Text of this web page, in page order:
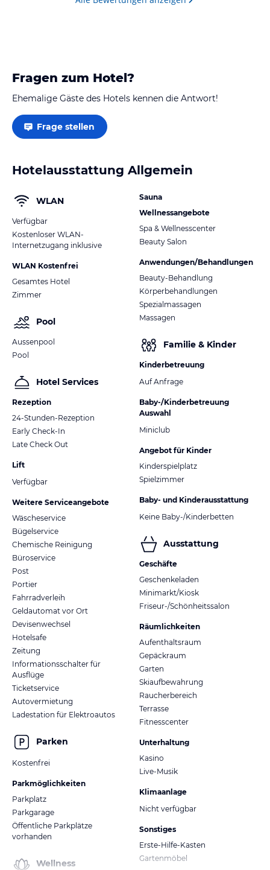
Fragen zum Hotel?
Ehemalige Gäste des Hotels kennen die Antwort!
Frage stellen
Hotelausstattung Allgemein
WLAN
Verfügbar
Kostenloser WLAN-
Internetzugang inklusive
WLAN Kostenfrei
Gesamtes Hotel
Zimmer
Pool
Aussenpool
Pool
Hotel Services
Rezeption
24-Stunden-Rezeption
Early Check-In
Late Check Out
Lift
Verfügbar
Weitere Serviceangebote
Wäscheservice
Bügelservice
Chemische Reinigung
Büroservice
Post
Portier
Fahrradverleih
Geldautomat vor Ort
Devisenwechsel
Hotelsafe
Zeitung
Informationsschalter für
Ausflüge
Ticketservice
Autovermietung
Ladestation für Elektroautos
Parken
Kostenfrei
Parkmöglichkeiten
Parkplatz
Parkgarage
Öffentliche Parkplätze
vorhanden
Wellness
Sauna
Wellnessangebote
Spa & Wellnesscenter
Beauty Salon
Anwendungen/Behandlungen
Beauty-Behandlung
Körperbehandlungen
Spezialmassagen
Massagen
Familie & Kinder
Kinderbetreuung
Auf Anfrage
Baby-/Kinderbetreuung
Auswahl
Miniclub
Angebot für Kinder
Kinderspielplatz
Spielzimmer
Baby- und Kinderausstattung
Keine Baby-/Kinderbetten
Ausstattung
Geschäfte
Geschenkeladen
Minimarkt/Kiosk
Friseur-/Schönheitssalon
Räumlichkeiten
Aufenthaltsraum
Gepäckraum
Garten
Skiaufbewahrung
Raucherbereich
Terrasse
Fitnesscenter
Unterhaltung
Kasino
Live-Musik
Klimaanlage
Nicht verfügbar
Sonstiges
Erste-Hilfe-Kasten
Gartenmöbel